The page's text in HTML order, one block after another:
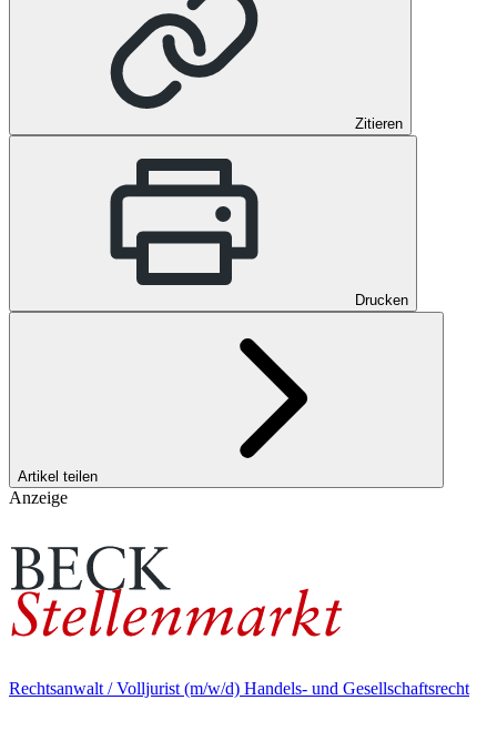
Zitieren
Drucken
Artikel teilen
Anzeige
Rechtsanwalt / Volljurist (m/w/d) Handels- und Gesellschaftsrecht